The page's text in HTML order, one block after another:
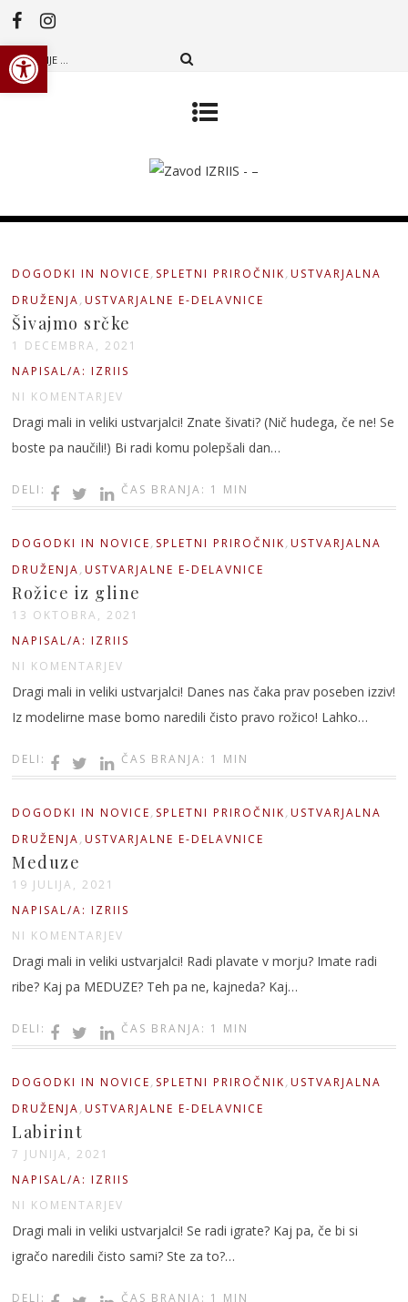
DOGODKI IN NOVICE, SPLETNI PRIROČNIK,USTVARJALNA
DRUŽENJA,USTVARJALNE E-DELAVNICE
Šivajmo srčke
1 DECEMBRA, 2021
NAPISAL/A: IZRIIS
NI KOMENTARJEV
Dragi mali in veliki ustvarjalci! Znate šivati? (Nič hudega, če ne! Se
boste pa naučili!) Bi radi komu polepšali dan…
DELI: ČAS BRANJA: 1 MIN
DOGODKI IN NOVICE, SPLETNI PRIROČNIK,USTVARJALNA
DRUŽENJA,USTVARJALNE E-DELAVNICE
Rožice iz gline
13 OKTOBRA, 2021
NAPISAL/A: IZRIIS
NI KOMENTARJEV
Dragi mali in veliki ustvarjalci! Danes nas čaka prav poseben izziv!
Iz modelirne mase bomo naredili čisto pravo rožico! Lahko…
DELI: ČAS BRANJA: 1 MIN
DOGODKI IN NOVICE, SPLETNI PRIROČNIK,USTVARJALNA
DRUŽENJA,USTVARJALNE E-DELAVNICE
Meduze
19 JULIJA, 2021
NAPISAL/A: IZRIIS
NI KOMENTARJEV
Dragi mali in veliki ustvarjalci! Radi plavate v morju? Imate radi
ribe? Kaj pa MEDUZE? Teh pa ne, kajneda? Kaj…
DELI: ČAS BRANJA: 1 MIN
DOGODKI IN NOVICE, SPLETNI PRIROČNIK,USTVARJALNA
DRUŽENJA,USTVARJALNE E-DELAVNICE
Labirint
7 JUNIJA, 2021
NAPISAL/A: IZRIIS
NI KOMENTARJEV
Dragi mali in veliki ustvarjalci! Se radi igrate? Kaj pa, če bi si
igračo naredili čisto sami? Ste za to?…
DELI: ČAS BRANJA: 1 MIN
Open toolbar